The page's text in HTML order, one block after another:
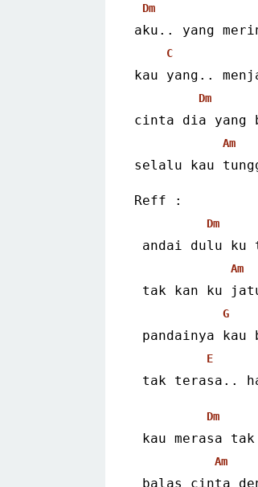
Dm
aku.. yang
C
kau yang..
Dm
cinta dia yang
Am
selalu kau
Reff :
Dm
andai dulu ku
Am
tak kan ku
G
pandainya kau
E
tak terasa..
Dm
kau merasa
Am
balas cinta